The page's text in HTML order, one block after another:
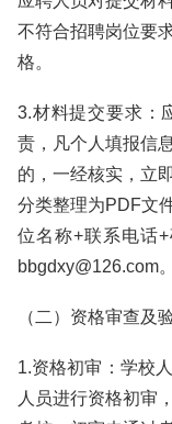
不符合招聘岗位要
格。
3.材料提交要求：
责，凡个人填报信
的，一经核实，立
分类整理为PDF文
位名称+联系电话+
bbgdxy@126.com。
（二）资格审查及
1.资格初审：学校
人员进行资格初审